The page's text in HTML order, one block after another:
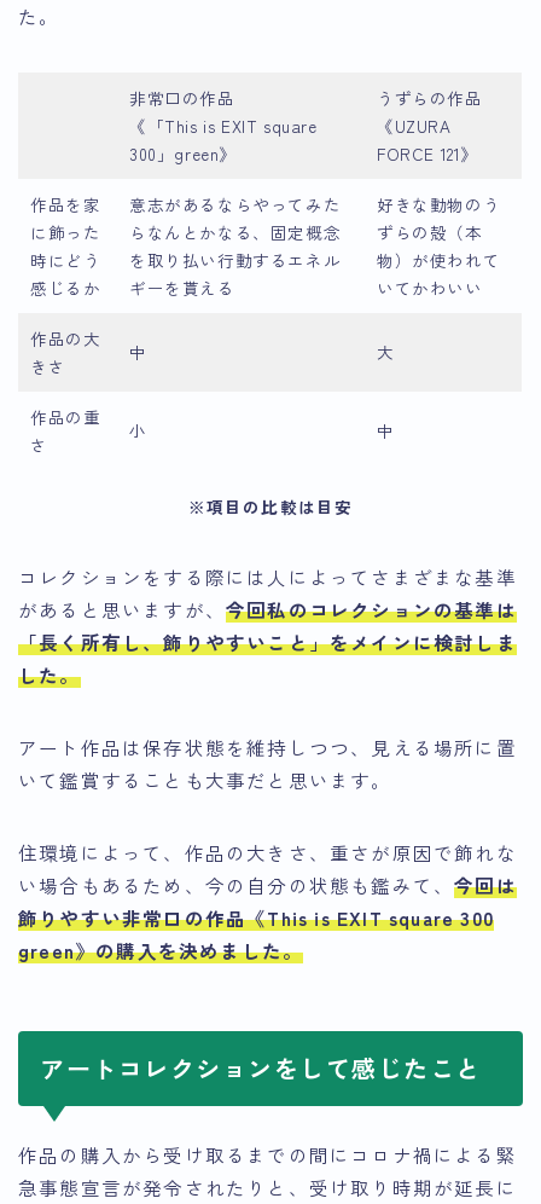
た。
非常口の作品
《「This is EXIT square
300」green》
うずらの作品
《UZURA
FORCE 121》
作品を家
に飾った
時にどう
感じるか
意志があるならやってみた
らなんとかなる、固定概念
を取り払い行動するエネル
ギーを貰える
好きな動物のう
ずらの殻（本
物）が使われて
いてかわいい
作品の大
きさ
中 大
作品の重
さ
小 中
※項目の比較は目安
コレクションをする際には人によってさまざまな基準
があると思いますが、 今回私のコレクションの基準は
「長く所有し、飾りやすいこと」をメインに検討しま
した。
アート作品は保存状態を維持しつつ、見える場所に置
いて鑑賞することも大事だと思います。
住環境によって、作品の大きさ、重さが原因で飾れな
い場合もあるため、今の自分の状態も鑑みて、今回は
飾りやすい非常口の作品《This is EXIT square 300
green》の購入を決めました。
アートコレクションをして感じたこと
作品の購入から受け取るまでの間にコロナ禍による緊
急事態宣言が発令されたりと、受け取り時期が延長に